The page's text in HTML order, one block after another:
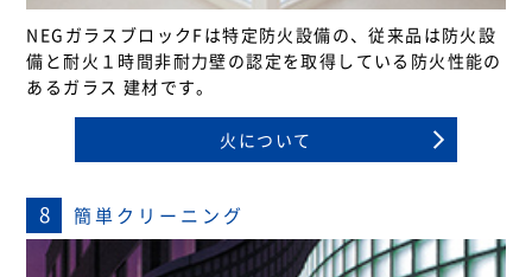
NEGガラスブロックFは特定防火設備の、従来品は防火設
備と耐火１時間非耐力壁の認定を取得している防火性能の
あるガラス 建材です。
火について
8 簡単クリーニング